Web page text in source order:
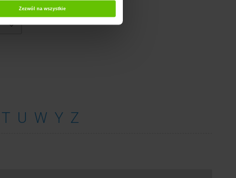
Zezwól na wszystkie
T U W Y Z